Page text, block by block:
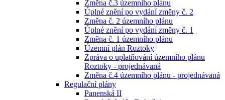
Změna č.3 územního plánu
Úplné znění po vydání změny č. 2
Změna č. 2 územního plánu
Úplné znění po vydání změny č. 1
Změna č. 1 územního plánu
Územní plán Roztoky
Zpráva o uplatňování územního plánu
Roztoky - projednávaná
Změna č.4 územního plánu - projednávaná
Regulační plány
Panenská II